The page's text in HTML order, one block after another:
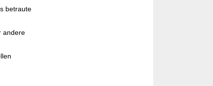
betraute
andere